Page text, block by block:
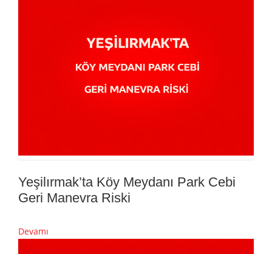
Yeşilırmak’ta Köy Meydanı Park Cebi
Geri Manevra Riski
Devamı